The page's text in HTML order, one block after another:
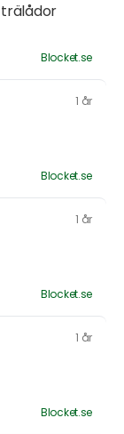
Blocket.se
1 år
Blocket.se
1 år
Blocket.se
1 år
Blocket.se